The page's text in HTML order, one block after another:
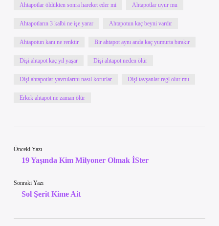
Ahtapotlar öldükten sonra hareket eder mi Ahtapotlar uyur mu
Ahtapotların 3 kalbi ne işe yarar Ahtapotun kaç beyni vardır
Ahtapotun kanı ne renktir Bir ahtapot aynı anda kaç yumurta bırakır
Dişi ahtapot kaç yıl yaşar Dişi ahtapot neden ölür
Dişi ahtapotlar yavrularını nasıl korurlar Dişi tavşanlar regl olur mu
Erkek ahtapot ne zaman ölür
Önceki Yazı
19 Yaşında Kim Milyoner Olmak İSter
Sonraki Yazı
Sol Şerit Kime Ait